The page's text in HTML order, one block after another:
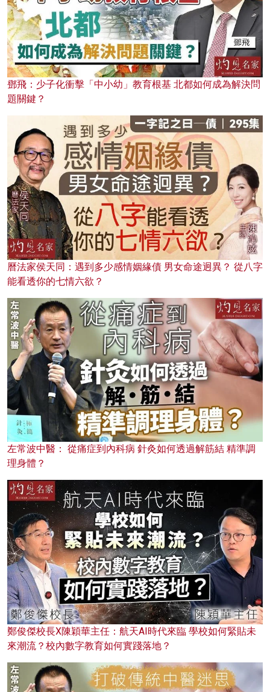
鄧飛：少子化衝擊「中小幼」教育根基 北都如何成為解決問
題關鍵？
曆法家侯天同：遇到多少感情姻緣債 男女命途迥異？ 從八字
能看透你的七情六欲？
左常波中醫： 從痛症到內科病 針灸如何透過解筋結 精準調
理身體？
鄭俊傑校長X陳穎華主任：航天AI時代來臨 學校如何緊貼未
來潮流？校內數字教育如何實踐落地？